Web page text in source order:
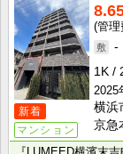
新着
マンション
-
1K
2025
横浜
京急